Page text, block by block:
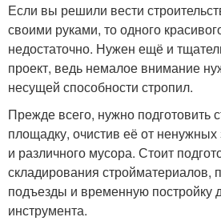
Если вы решили вести
своими руками, то одного
недостаточно. Нужен ещё и
проект, ведь немалое внимание
несущей способности стропил.
Прежде всего, нужно подготовить
площадку, очистив её от
и различного мусора. Стоит
складирования стройматериалов,
подъезды и временную постройку
инструмента.